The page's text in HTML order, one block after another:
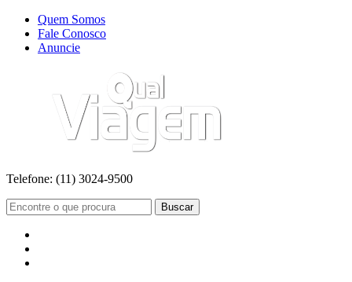
Quem Somos
Fale Conosco
Anuncie
Telefone: (11) 3024-9500
Buscar